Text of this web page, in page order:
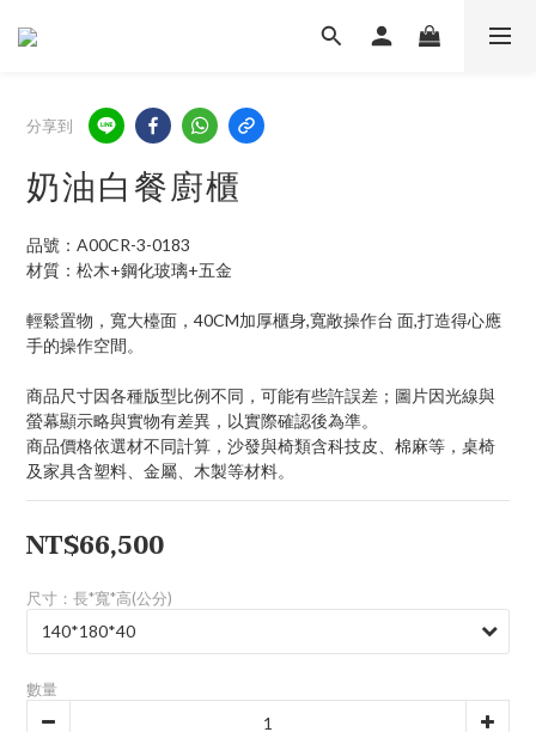
分享到
奶油白餐廚櫃
品號：A00CR-3-0183
材質：松木+鋼化玻璃+五金
輕鬆置物，寬大檯面，40CM加厚櫃身,寬敞操作台 面,打造得心應
手的操作空間。
商品尺寸因各種版型比例不同，可能有些許誤差；圖片因光線與
螢幕顯示略與實物有差異，以實際確認後為準。
商品價格依選材不同計算，沙發與椅類含科技皮、棉麻等，桌椅
及家具含塑料、金屬、木製等材料。
NT$66,500
尺寸：長*寬*高(公分)
數量